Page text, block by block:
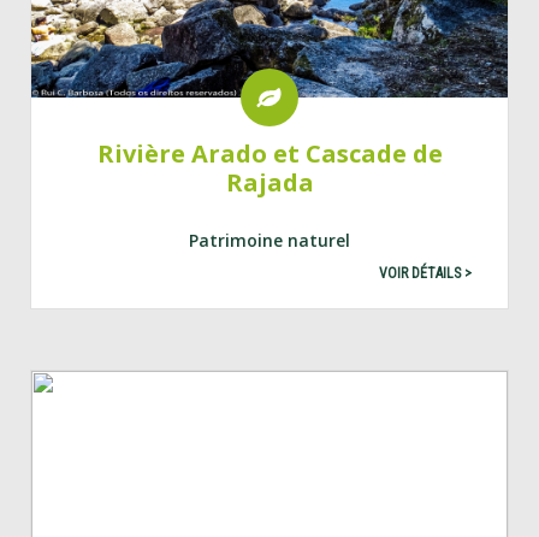
Rivière Arado et Cascade de
Rajada
Patrimoine naturel
VOIR DÉTAILS >